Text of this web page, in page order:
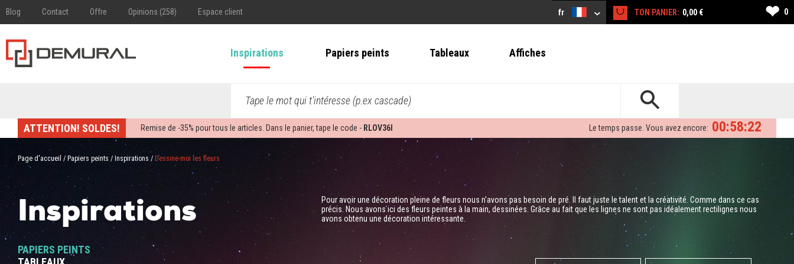
Blog Contact Offre Opinions (258) Espace client fr TON PANIER: 0,00 € ❤ 0
Inspirations Papiers peints Tableaux Affiches
Tape le mot qui t'intéresse (p.ex cascade)
ATTENTION! SOLDES! Remise de -35% pour tous le articles. Dans le panier, tape le code - RLOV36I 00:58:21
Le temps passe. Vous avez encore:
Page d'accueil / Papiers peints / Inspirations / Dessine-moi les fleurs
Inspirations
PAPIERS PEINTS
Pour avoir une décoration pleine de fleurs nous n'avons pas besoin de pré. Il faut juste le talent et la créativité. Comme dans ce cas
précis. Nous avons ici des fleurs peintes à la main, dessinées. Grâce au fait que les lignes ne sont pas idéalement rectilignes nous
avons obtenu une décoration intéressante.